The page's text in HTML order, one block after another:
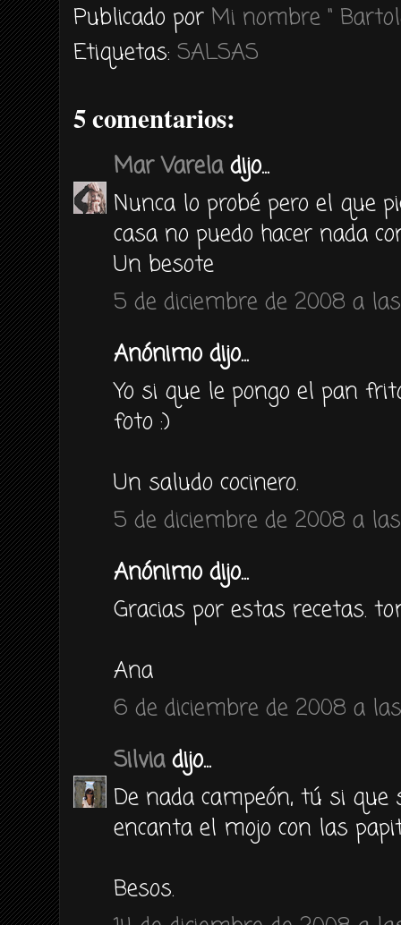
Publicado por Mi nombre "
Etiquetas: SALSAS
5 comentarios:
Mar Vareladijo...
Nunca lo probé pero el que
casa no puedo hacer nada
Un besote
5 de diciembre de 2008 a
Anónimo dijo...
Yo si que le pongo el pan
foto :)
Un saludo cocinero.
5 de diciembre de 2008 a las
Anónimo dijo...
Gracias por estas recetas.
Ana
6 de diciembre de 2008 a
Silviadijo...
De nada campeón, tú si que
encanta el mojo con las
Besos.